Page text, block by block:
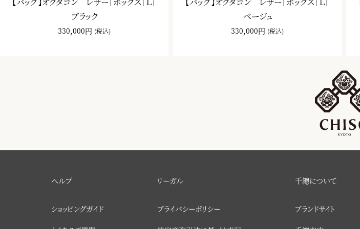
ブラック
330,000円 (税込)
ベージュ
330,000円 (税込)
ヘルプ
ショッピングガイド
リーガル
プライバシーポリシー
千總について
ブランドサイト